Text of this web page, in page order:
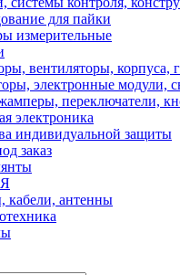
для пайки
измерительные
вентиляторы, корпуса,
электронные модули,
переключатели,
электроника
индивидуальной защиты
заказ
антенны